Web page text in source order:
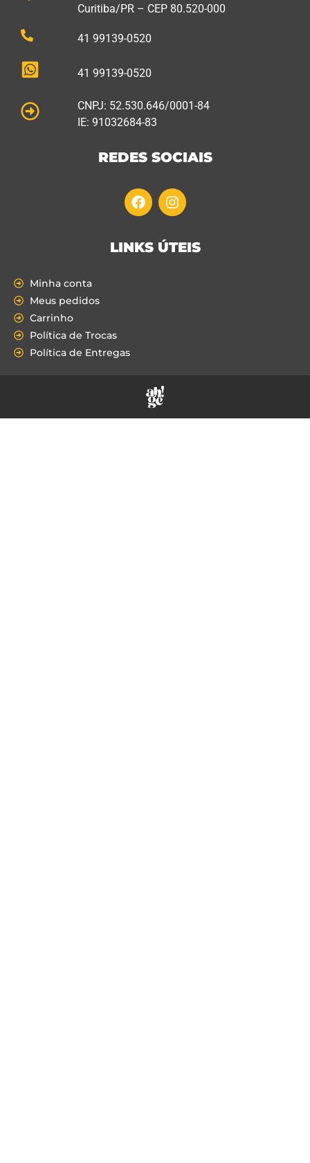
Curitiba/PR – CEP 80.520-000
41 99139-0520
41 99139-0520
CNPJ: 52.530.646/0001-84
IE: 91032684-83
REDES SOCIAIS
LINKS ÚTEIS
Minha conta
Meus pedidos
Carrinho
Política de Trocas
Política de Entregas